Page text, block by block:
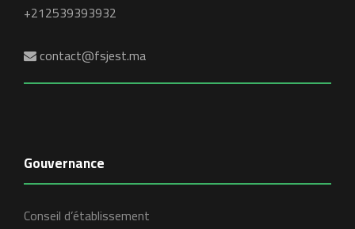
+212539393932
contact@fsjest.ma
Gouvernance
Conseil d’établissement